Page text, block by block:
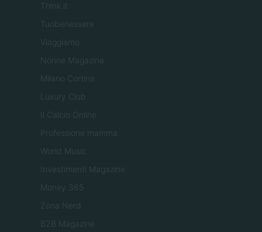
Think.it
Tuobenessere
Viaggiamo
Nonne Magazine
Milano Cortina
Luxury Club
Il Calcio Online
Professione mamma
World Music
Investimenti Magazine
Money 365
Zona Nerd
B2B Magazine